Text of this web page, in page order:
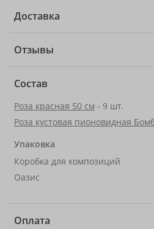
Доставка
Отзывы
Состав
Роза красная 50 см - 9 шт.
Роза кустовая пионовидная
Упаковка
Коробка для композиций
Оазис
Оплата